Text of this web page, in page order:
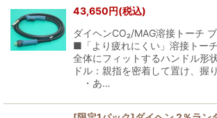
43,650円(税込)
ダイヘンCO₂/MAG溶接トーチ
■「より疲れにくい」溶接トー
全体にフィットするハンドル
ドル：親指を密着して置け、握
・あ…